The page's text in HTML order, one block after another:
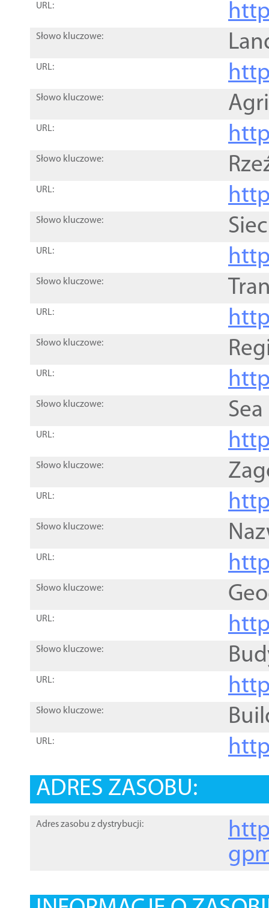
URL:
Słowo kluczowe:
URL:
Słowo kluczowe:
URL:
Słowo kluczowe:
URL:
Słowo kluczowe:
URL:
Słowo kluczowe:
URL:
Słowo kluczowe:
URL:
Słowo kluczowe:
URL:
Słowo kluczowe:
URL:
Słowo kluczowe:
URL:
Słowo kluczowe:
URL:
Słowo kluczowe:
URL:
Słowo kluczowe:
URL:
ADRES ZASOBU:
Adres zasobu z dystrybucji: